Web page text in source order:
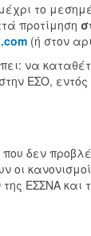
το
προτίμηση
(ή στον
να
ΕΣΟ, εντός
δεν
οι
ΕΣΣΝΑ και